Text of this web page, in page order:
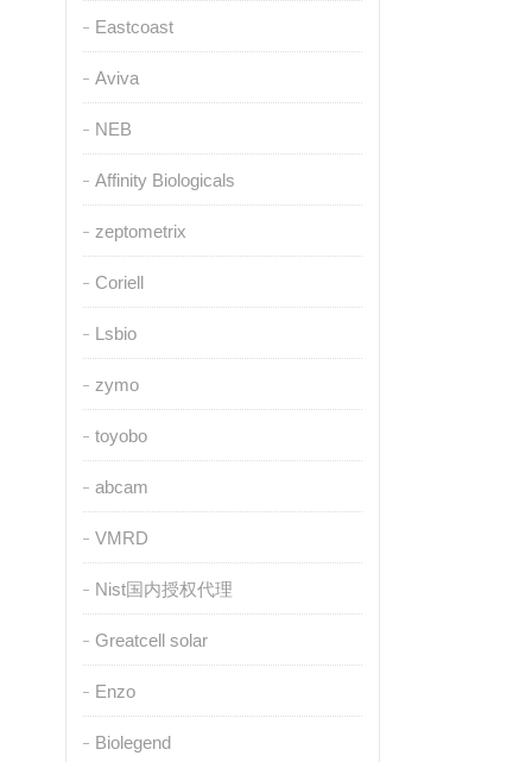
Eastcoast
Aviva
NEB
Affinity Biologicals
zeptometrix
Coriell
Lsbio
zymo
toyobo
abcam
VMRD
Nist国内授权代理
Greatcell solar
Enzo
Biolegend